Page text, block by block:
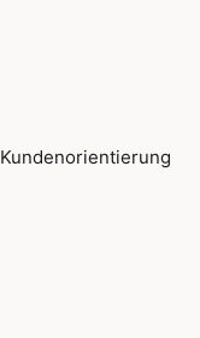
Kundenorientierung